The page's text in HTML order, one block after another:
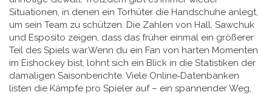
Situationen, in denen ein Torhüter die Handschuhe anlegt,
um sein Team zu schützen. Die Zahlen von Hall, Sawchuk
und Esposito zeigen, dass das früher einmal ein größerer
Teil des Spiels war.Wenn du ein Fan von harten Momenten
im Eishockey bist, lohnt sich ein Blick in die Statistiken der
damaligen Saisonberichte. Viele Online‑Datenbanken
listen die Kämpfe pro Spieler auf – ein spannender Weg,